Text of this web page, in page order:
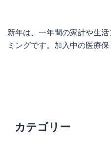
新年は、一年間の家計や生
ミングです。加入中の医療
カテゴリー